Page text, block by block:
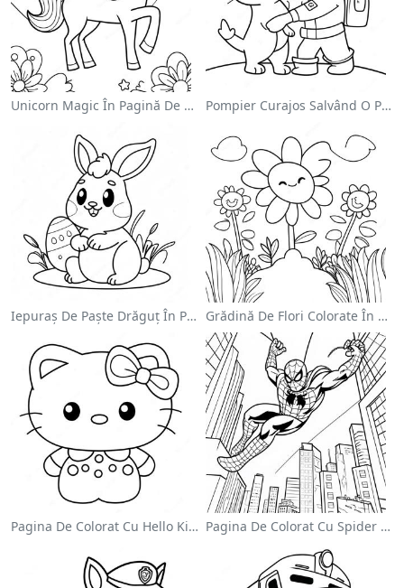
Unicorn Magic În Pagină De Colorat Cu Curcubeu Pompier Curajos Salvând O Pisică - Pagina De Colorat
Iepuraș De Paște Drăguț În Pagină De Colorat Grădină De Flori Colorate În Pagină De Colorat
Pagina De Colorat Cu Hello Kitty Drăguță Cu Fundiță Pagina De Colorat Cu Spider Man Swinging Prin Oraș